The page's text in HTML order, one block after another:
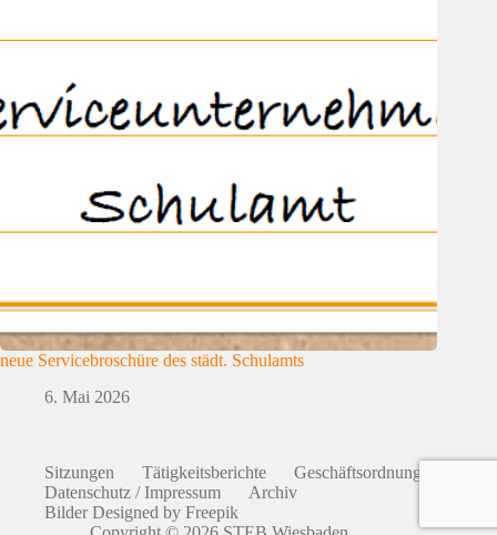
neue Servicebroschüre des städt. Schulamts
6. Mai 2026
Sitzungen Tätigkeitsberichte
Geschäftsordnung
Datenschutz / Impressum
Archiv
Bilder Designed by Freepik